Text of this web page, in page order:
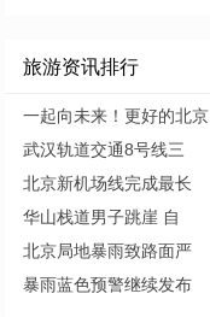
旅游资讯排行
一起向未来！更好的北京
武汉轨道交通8号线三
北京新机场线完成最长
华山栈道男子跳崖 自
北京局地暴雨致路面严
暴雨蓝色预警继续发布